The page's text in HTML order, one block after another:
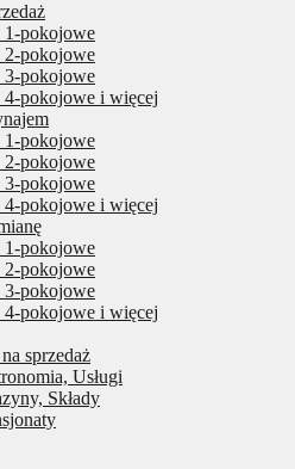
1-pokojowe
2-pokojowe
3-pokojowe
4-pokojowe i więcej
1-pokojowe
2-pokojowe
3-pokojowe
4-pokojowe i więcej
1-pokojowe
2-pokojowe
3-pokojowe
4-pokojowe i więcej
sprzedaż
Usługi
Składy